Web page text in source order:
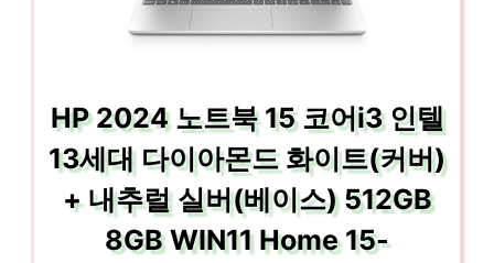
HP 2024 노트북 15 코어i3 인텔
13세대 다이아몬드 화이트(커버)
+ 내추럴 실버(베이스) 512GB
8GB WIN11 Home 15-